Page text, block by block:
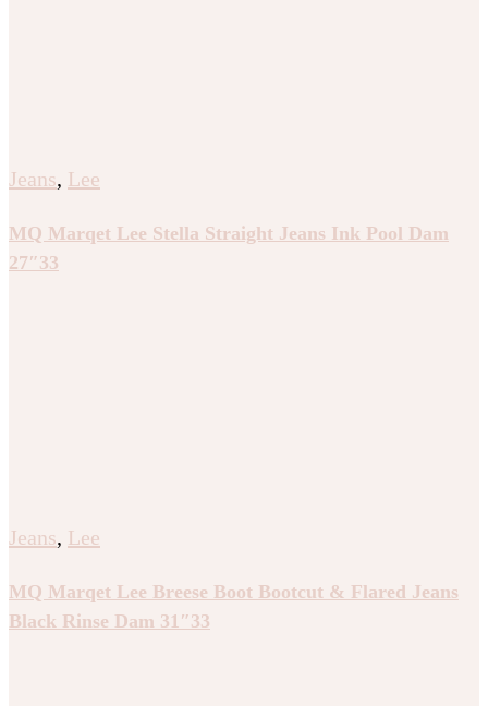
Jeans, Lee
MQ Marqet Lee Stella Straight Jeans Ink Pool Dam
27″33
Jeans, Lee
MQ Marqet Lee Breese Boot Bootcut & Flared Jeans
Black Rinse Dam 31″33